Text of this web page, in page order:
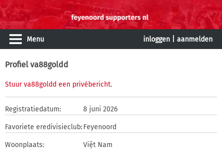
Menu inloggen aanmelden
Profiel va88goldd
Stuur va88goldd een privébericht.
Registratiedatum: 8 juni 2026
Favoriete eredivisieclub:Feyenoord
Woonplaats:
Việt Nam